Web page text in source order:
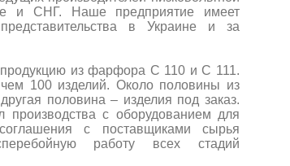
и СНГ. Наше предприятие имеет
в Украине и за
из фарфора С 110 и С 111.
100 изделий. Около половины из
половина – изделия под заказ.
с оборудованием для
с поставщиками сырья
работу всех стадий